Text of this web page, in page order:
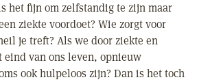
het fijn om zelfstandig te zijn maar
ziekte voordoet? Wie zorgt voor
je treft? Als we door ziekte en
eind van ons leven, opnieuw
ook hulpeloos zijn? Dan is het toch